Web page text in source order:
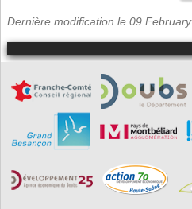
Dernière modification le 09